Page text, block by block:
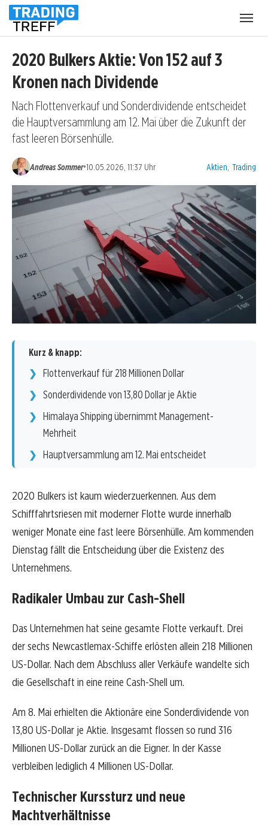
2020 Bulkers Aktie: Von 152 auf 3
Kronen nach Dividende
Nach Flottenverkauf und Sonderdividende entscheidet
die Hauptversammlung am 12. Mai über die Zukunft der
fast leeren Börsenhülle.
Andreas Sommer•10.05.2026, 11:37 Uhr Kategorien:
Aktien Trading
Kurz & knapp:
Flottenverkauf für 218 Millionen Dollar
Sonderdividende von 13,80 Dollar je Aktie
Himalaya Shipping übernimmt Management-
Mehrheit
Hauptversammlung am 12. Mai entscheidet
2020 Bulkers ist kaum wiederzuerkennen. Aus dem
Schifffahrtsriesen mit moderner Flotte wurde innerhalb
weniger Monate eine fast leere Börsenhülle. Am kommenden
Dienstag fällt die Entscheidung über die Existenz des
Unternehmens.
Radikaler Umbau zur Cash-Shell
Das Unternehmen hat seine gesamte Flotte verkauft. Drei
der sechs Newcastlemax-Schiffe erlösten allein 218 Millionen
US-Dollar. Nach dem Abschluss aller Verkäufe wandelte sich
die Gesellschaft in eine reine Cash-Shell um.
Am 8. Mai erhielten die Aktionäre eine Sonderdividende von
13,80 US-Dollar je Aktie. Insgesamt flossen so rund 316
Millionen US-Dollar zurück an die Eigner. In der Kasse
verbleiben lediglich 4 Millionen US-Dollar.
Technischer Kurssturz und neue
Machtverhältnisse